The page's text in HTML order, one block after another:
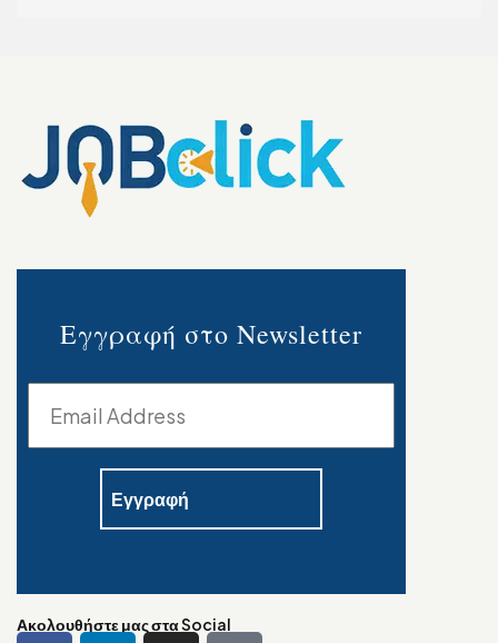
Εγγραφή στο Newsletter
Ακολουθήστε μας στα Social